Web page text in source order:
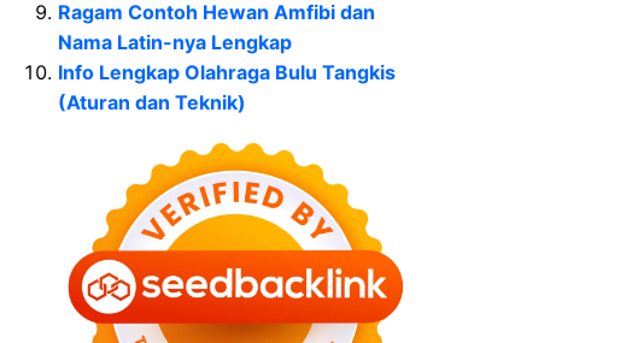
Ragam Contoh Hewan Amfibi dan
Nama Latin-nya Lengkap
Info Lengkap Olahraga Bulu Tangkis
(Aturan dan Teknik)